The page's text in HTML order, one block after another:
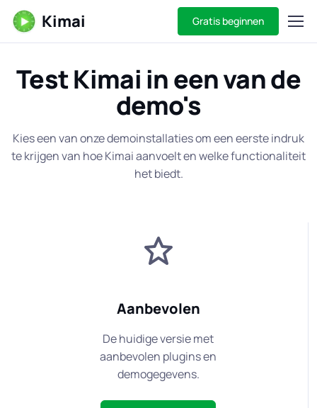
Kimai Gratis beginnen
Test Kimai in een van de
demo's
Kies een van onze demoinstallaties om een eerste indruk
te krijgen van hoe Kimai aanvoelt en welke functionaliteit
het biedt.
Aanbevolen
De huidige versie met
aanbevolen plugins en
demogegevens.